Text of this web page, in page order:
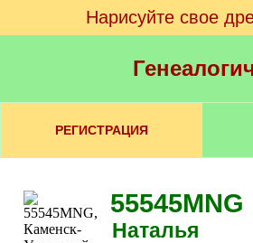
Нарисуйте свое
РЕГИСТРАЦИЯ
55545MNG
Наталья